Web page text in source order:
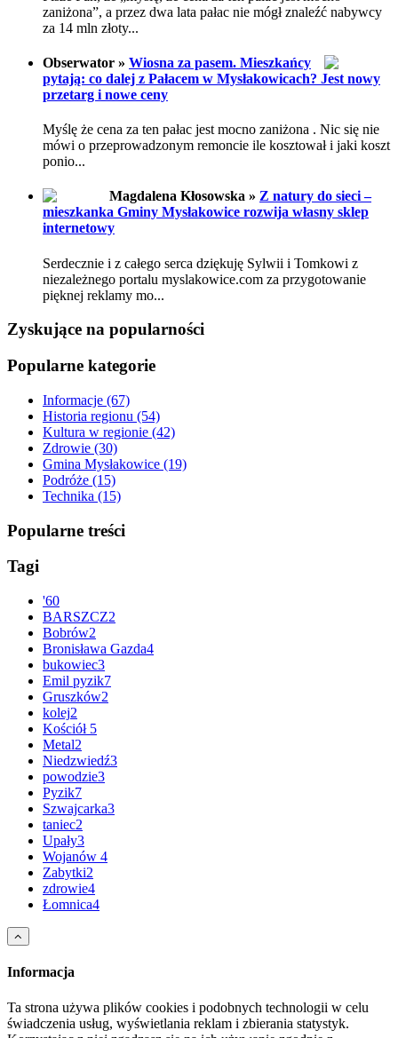
zaniżona”, a przez dwa lata pałac nie mógł znaleźć nabywcy
za 14 mln złoty...
Obserwator » Wiosna za pasem. Mieszkańcy
pytają: co dalej z Pałacem w Mysłakowicach? Jest nowy
przetarg i nowe ceny
Myślę że cena za ten pałac jest mocno zaniżona . Nic się nie
mówi o przeprowadzonym remoncie ile kosztował i jaki koszt
ponio...
Magdalena Kłosowska » Z natury do sieci –
mieszkanka Gminy Mysłakowice rozwija własny sklep
internetowy
Serdecznie i z całego serca dziękuję Sylwii i Tomkowi z
niezależnego portalu myslakowice.com za przygotowanie
pięknej reklamy mo...
Zyskujące na popularności
Popularne kategorie
Informacje (67)
Historia regionu (54)
Kultura w regionie (42)
Zdrowie (30)
Gmina Mysłakowice (19)
Podróże (15)
Technika (15)
Popularne treści
Tagi
'60
BARSZCZ2
Bobrów2
Bronisława Gazda4
bukowiec3
Emil pyzik7
Gruszków2
kolej2
Kościół 5
Metal2
Niedzwiedź3
powodzie3
Pyzik7
Szwajcarka3
taniec2
Upały3
Wojanów 4
Zabytki2
zdrowie4
Łomnica4
Informacja
Ta strona używa plików cookies i podobnych technologii w celu
świadczenia usług, wyświetlania reklam i zbierania statystyk.